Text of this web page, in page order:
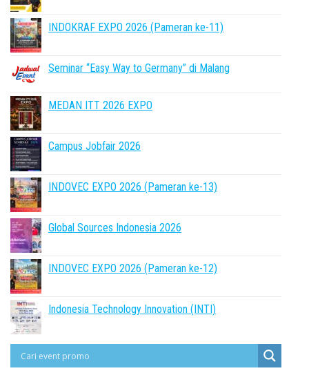
INDOKRAF EXPO 2026 (Pameran ke-11)
Seminar “Easy Way to Germany” di Malang
MEDAN ITT 2026 EXPO
Campus Jobfair 2026
INDOVEC EXPO 2026 (Pameran ke-13)
Global Sources Indonesia 2026
INDOVEC EXPO 2026 (Pameran ke-12)
Indonesia Technology Innovation (INTI)